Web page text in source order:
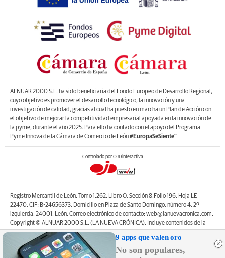
ALNUAR 2000 S.L. ha sido beneficiaria del Fondo Europeo de Desarrollo Regional,
cuyo objetivo es promover el desarrollo tecnológico, la innovación y una
investigación de calidad, gracias al cual ha puesto en marcha un Plan de Acción con
el objetivo de mejorar la competitividad empresarial apoyada en la innovación de
la pyme, durante el año 2025. Para ello ha contado con el apoyo del Programa
Pyme Innova de la Cámara de Comercio de León#EuropaSeSiente”
Controlado por OJDinteractiva
Registro Mercantil de León, Tomo 1.262, Libro O, Sección 8,Folio 196, Hoja LE
22470. CIF: B-24656373. Domicilio en Plaza de Santo Domingo, número 4, 2º
izquierda, 24001, León. Correo electrónico de contacto: web@lanuevacronica.com.
Copyright © ALNUAR 2000 S.L. (LA NUEVA CRÓNICA). Incluye contenidos de la
empresa, de empresas del grupo o de terceros.
9 apps que valen oro
No son populares,